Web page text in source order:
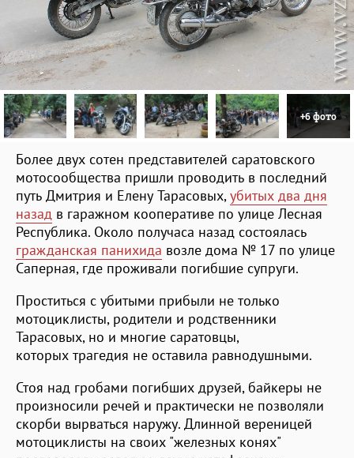
+6 фото
Более двух сотен представителей саратовского
мотосообщества пришли проводить в последний
путь Дмитрия и Елену Тарасовых,убитых два дня
назад в гаражном кооперативе по улице Лесная
Республика. Около получаса назад состоялась
гражданская панихида возле дома № 17 по улице
Саперная, где проживали погибшие супруги.
Проститься с убитыми прибыли не только
мотоциклисты, родители и родственники
Тарасовых, но и многие саратовцы,
которых трагедия не оставила равнодушными.
Стоя над гробами погибших друзей, байкеры не
произносили речей и практически не позволяли
скорби вырваться наружу. Длинной вереницей
мотоциклисты на своих "железных конях"